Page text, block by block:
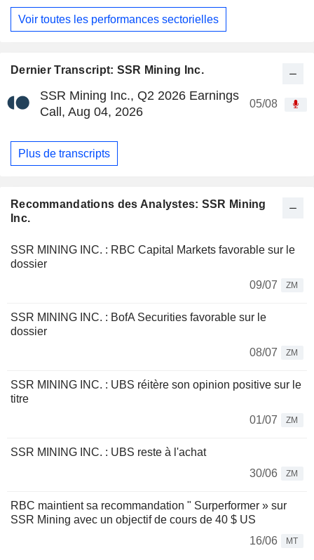
Dernier Transcript: SSR Mining Inc.
SSR Mining Inc., Q2 2026 Earnings
Call, Aug 04, 2026
05/08
Plus de transcripts
Recommandations des Analystes: SSR Mining
Inc.
SSR MINING INC. : RBC Capital Markets favorable sur le
dossier
09/07
ZM
SSR MINING INC. : BofA Securities favorable sur le
dossier
08/07
ZM
SSR MINING INC. : UBS réitère son opinion positive sur le
titre
01/07
ZM
SSR MINING INC. : UBS reste à l'achat
30/06
ZM
RBC maintient sa recommandation " Surperformer » sur
SSR Mining avec un objectif de cours de 40 $ US
16/06
MT
Voir toutes les performances sectorielles